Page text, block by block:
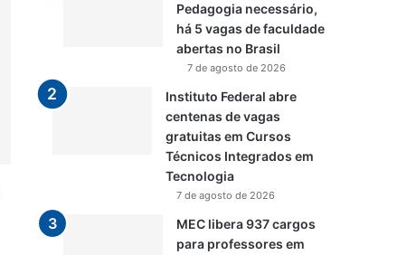
Pedagogia necessário,
há 5 vagas de faculdade
abertas no Brasil
7 de agosto de 2026
Instituto Federal abre
centenas de vagas
gratuitas em Cursos
Técnicos Integrados em
Tecnologia
7 de agosto de 2026
MEC libera 937 cargos
para professores em